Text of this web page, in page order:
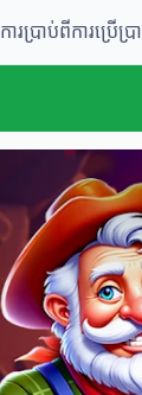
ការប្រាប់ពីការប្រើប្